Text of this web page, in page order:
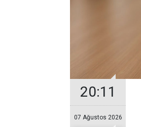
20:11
07 Ağustos 2026